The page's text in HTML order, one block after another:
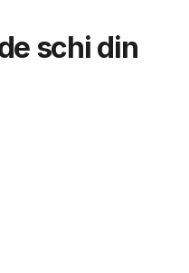
schi din